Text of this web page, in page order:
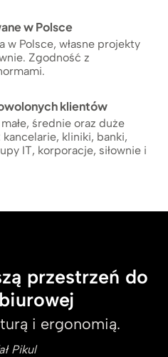
w Polsce
w Polsce, własne projekty
Zgodność z
klientów
średnie oraz duże
kliniki, banki,
IT, korporacje, siłownie i
przestrzeń do
i ergonomią.
Pikul